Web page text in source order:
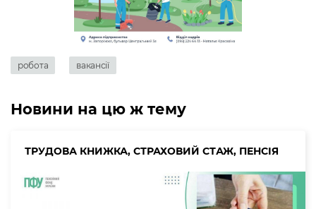
робота вакансії
Новини на цю ж тему
ТРУДОВА КНИЖКА, СТРАХОВИЙ СТАЖ, ПЕНСІЯ